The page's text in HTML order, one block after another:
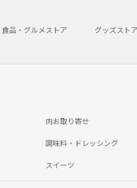
食品・グルメストア グッズストア
肉お取り寄せ
調味料・ドレッシング
スイーツ